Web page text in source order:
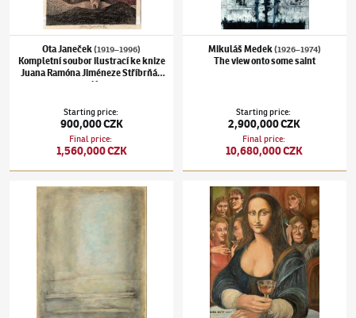
Ota Janeček(1919–1996)
Kompletní soubor ilustrací ke knize
Juana Ramóna Jiméneze Stříbrňák
a já
Starting price:
900,000 CZK
Final price:
1,560,000 CZK
Mikuláš Medek(1926–1974)
The view onto some saint
Starting price:
2,900,000 CZK
Final price:
10,680,000 CZK
Josef Šíma(1891–1971)Orphée Karel Gott(1939–2019)Mona Lisa